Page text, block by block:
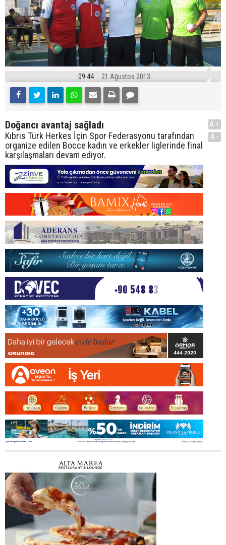
09:44 21 Ağustos 2013
Doğancı avantaj sağladı
Kıbrıs Türk Herkes İçin Spor Federasyonu tarafından
organize edilen Bocce kadın ve erkekler liglerinde final
karşılaşmaları devam ediyor.
A+
A-